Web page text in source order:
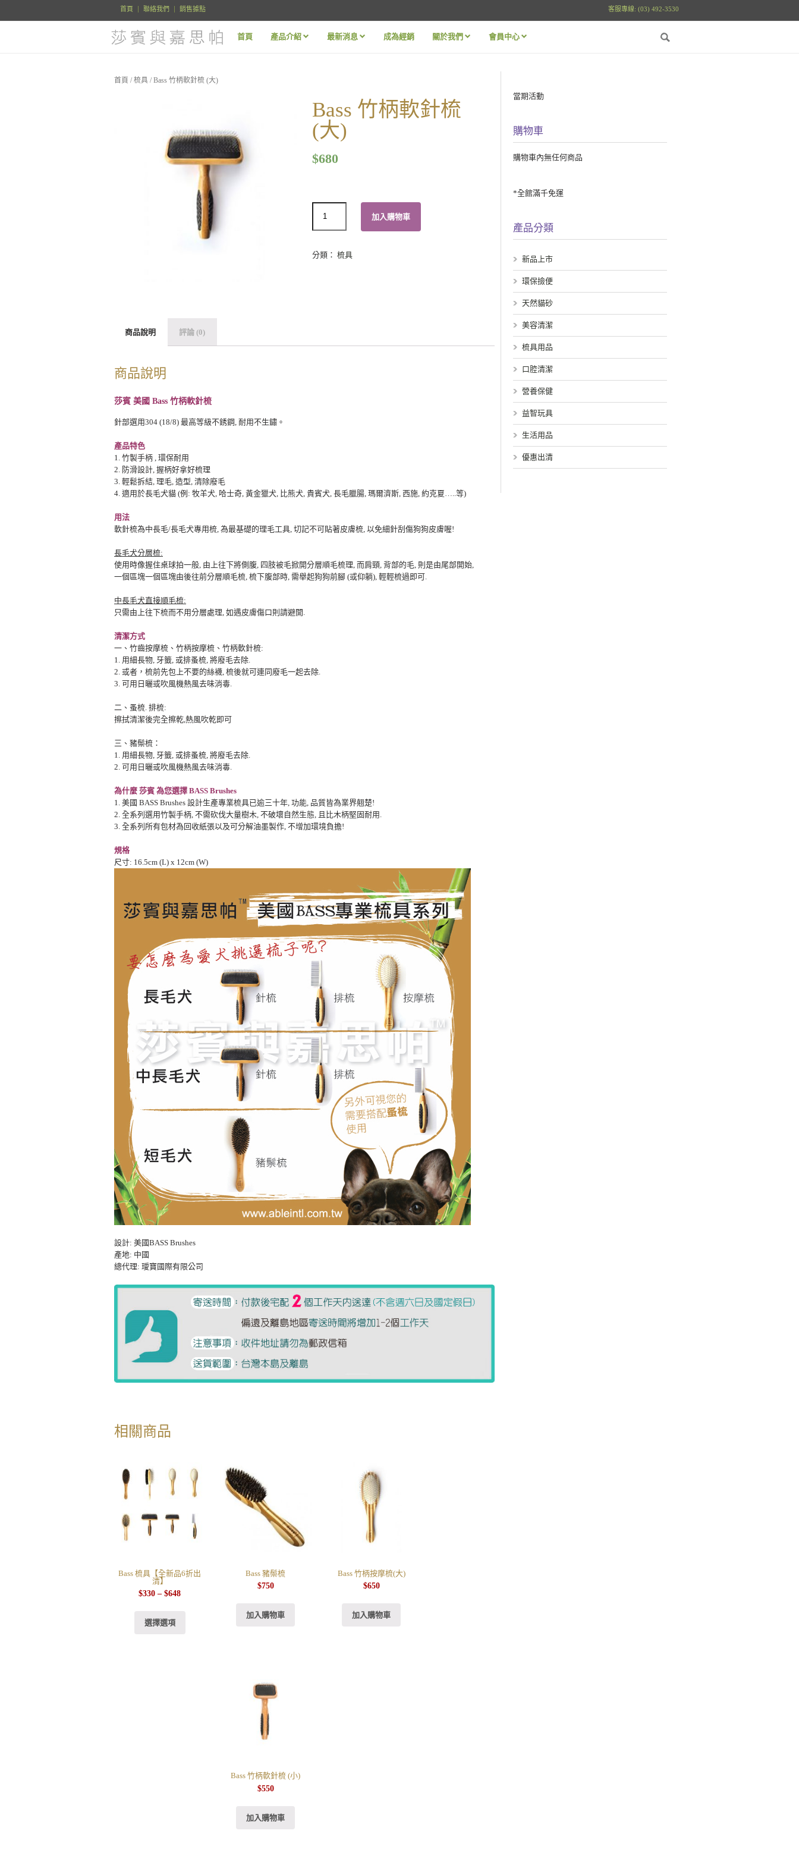
首頁 聯絡我們 銷售據點 客服專線: (03) 492-3530
首頁 產品介紹 最新消息 成為經銷 關於我們 會員中心
首頁 /梳具 / Bass 竹柄軟針梳 (大)
Bass 竹柄軟針梳
(大)
$680
加入購物車
分類： 梳具
商品說明 評論 (0)
商品說明
莎賓 美國 Bass 竹柄軟針梳
針部選用304 (18/8) 最高等級不銹鋼, 耐用不生鏽。
產品特色
1. 竹製手柄 , 環保耐用
2. 防滑設計, 握柄好拿好梳理
3. 輕鬆拆結, 理毛, 造型, 清除廢毛
4. 適用於長毛犬貓 (例: 牧羊犬, 哈士奇, 黃金獵犬, 比熊犬, 貴賓犬, 長毛臘腸, 瑪爾濟斯, 西施, 約克夏…..等)
用法
軟針梳為中長毛/長毛犬專用梳, 為最基礎的理毛工具, 切記不可貼著皮膚梳, 以免細針刮傷狗狗皮膚喔!
長毛犬分層梳:
使用時像握住桌球拍一般, 由上往下將側腹, 四肢被毛掀開分層順毛梳理, 而肩頸, 背部的毛, 則是由尾部開始,
一個區塊一個區塊由後往前分層順毛梳, 梳下腹部時, 需舉起狗狗前腳 (或仰躺), 輕輕梳過即可.
中長毛犬直接順毛梳:
只需由上往下梳而不用分層處理, 如遇皮膚傷口則請避開.
清潔方式
一、竹齒按摩梳、竹柄按摩梳、竹柄軟針梳:
1. 用細長物, 牙籤, 或排蚤梳, 將廢毛去除.
2. 或者，梳前先包上不要的絲襪, 梳後就可連同廢毛一起去除.
3. 可用日曬或吹風機熱風去味消毒.
二、蚤梳. 排梳:
擦拭清潔後完全擦乾,熱風吹乾即可
三、豬鬃梳：
1. 用細長物, 牙籤, 或排蚤梳, 將廢毛去除.
2. 可用日曬或吹風機熱風去味消毒.
為什麼 莎賓 為您選擇 BASS Brushes
1. 美國 BASS Brushes 設計生產專業梳具已逾三十年, 功能, 品質皆為業界翹楚!
2. 全系列選用竹製手柄, 不需砍伐大量樹木, 不破壞自然生態, 且比木柄堅固耐用.
3. 全系列所有包材為回收紙張以及可分解油墨製作, 不增加環境負擔!
規格
尺寸: 16.5cm (L) x 12cm (W)
設計: 美國BASS Brushes
產地: 中國
總代理: 璦寶國際有限公司
相關商品
Bass 梳具【全新品6折出
清】
$330 –$648
選擇選項
Bass 豬鬃梳
$750
加入購物車
Bass 竹柄按摩梳(大)
$650
加入購物車
Bass 竹柄軟針梳 (小)
$550
加入購物車
當期活動
購物車
購物車內無任何商品
*全館滿千免運
產品分類
新品上市
環保撿便
天然貓砂
美容清潔
梳具用品
口腔清潔
營養保健
益智玩具
生活用品
優惠出清